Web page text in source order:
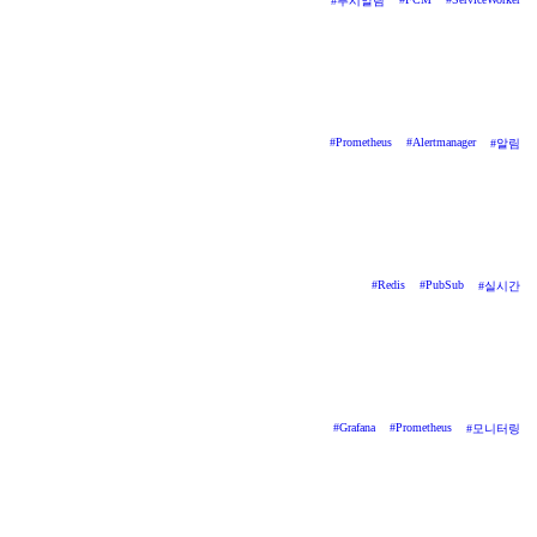
#Prometheus #Alertmanager #알림
#Redis #PubSub #실시간
#Grafana #Prometheus #모니터링